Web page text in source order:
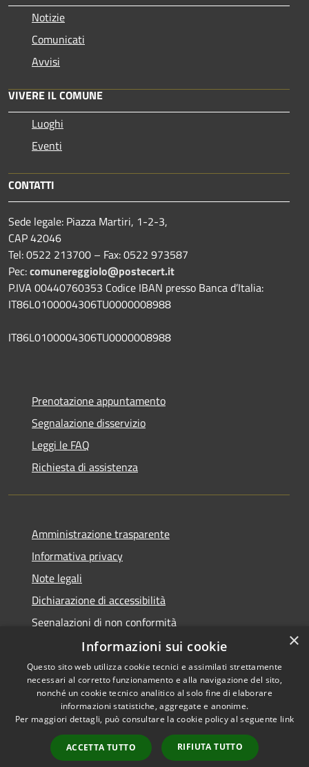
Notizie
Comunicati
Avvisi
VIVERE IL COMUNE
Luoghi
Eventi
CONTATTI
Sede legale: Piazza Martiri, 1-2-3,
CAP 42046
Tel: 0522 213700 – Fax: 0522 973587
Pec:comunereggiolo@postecert.it
P.IVA 00440760353 Codice IBAN presso Banca d’Italia:
IT86L0100004306TU0000008988
IT86L0100004306TU0000008988
Prenotazione appuntamento
Segnalazione disservizio
Leggi le FAQ
Richiesta di assistenza
Amministrazione trasparente
Informativa privacy
Note legali
Dichiarazione di accessibilità
Segnalazioni di non conformità
Accessibilità
Privacy
Mappa del sito
Copyright © 2026 • Comune di
Reggiolo • Powered by
Municipium•Accesso
redazione
×
Informazioni sui cookie
Questo sito web utilizza cookie tecnici e assimilati strettamente
necessari al corretto funzionamento e alla navigazione del sito,
nonché un cookie tecnico analitico al solo fine di elaborare
informazioni statistiche, aggregate e anonime.
Per maggiori dettagli, può consultare la cookie policy al seguente link
ACCETTA TUTTO RIFIUTA TUTTO